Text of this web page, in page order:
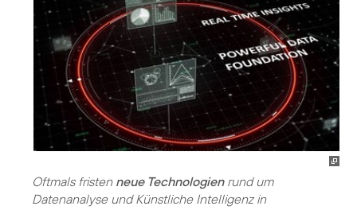
Oftmals fristen neue Technologienrund um
Datenanalyse und Künstliche Intelligenz in